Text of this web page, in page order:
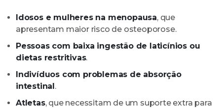
Idosos e mulheres na menopausa, que
apresentam maior risco de osteoporose.
Pessoas com baixa ingestão de laticínios ou
dietas restritivas.
Indivíduos com problemas de absorção
intestinal.
Atletas, que necessitam de um suporte extra para